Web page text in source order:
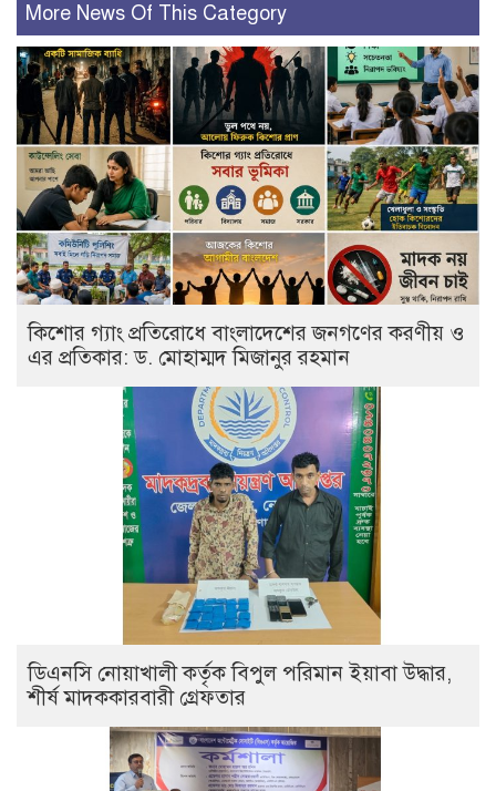
More News Of This Category
কিশোর গ্যাং প্রতিরোধে বাংলাদেশের জনগণের করণীয় ও
এর প্রতিকার: ড. মোহাম্মদ মিজানুর রহমান
ডিএনসি নোয়াখালী কর্তৃক বিপুল পরিমান ইয়াবা উদ্ধার,
শীর্ষ মাদককারবারী গ্রেফতার